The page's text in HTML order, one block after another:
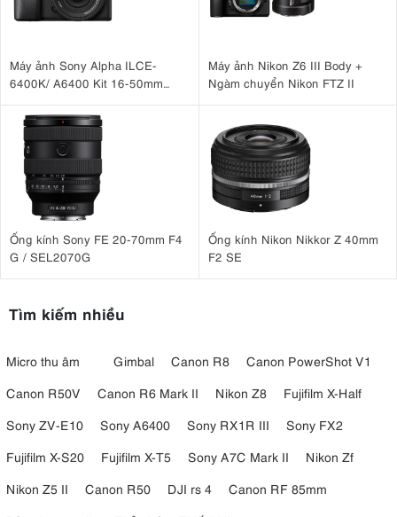
Máy ảnh Sony Alpha ILCE-
6400K/ A6400 Kit 16-50mm
Máy ảnh Nikon Z6 III Body +
Ngàm chuyển Nikon FTZ II
Ống kính Sony FE 20-70mm F4
G / SEL2070G
Ống kính Nikon Nikkor Z 40mm
F2 SE
Tìm kiếm nhiều
Micro thu âm Gimbal Canon R8
Canon PowerShot V1
Canon R50V
Canon R6 Mark II Nikon Z8
Fujifilm X-Half
Sony ZV-E10
Sony A6400 Sony RX1R III
Sony FX2
Fujifilm X-S20
Fujifilm X-T5 Sony A7C Mark II
Nikon Zf
Nikon Z5 II
Canon R50 DJI rs 4
Canon RF 85mm